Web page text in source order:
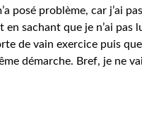
posé problème, car j’ai
sachant que je n’ai pas
de vain exercice puis
démarche. Bref, je ne